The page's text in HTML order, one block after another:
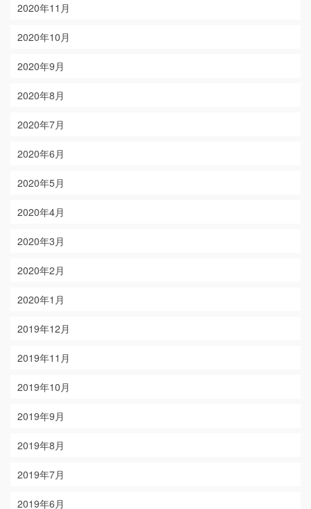
2020年11月
2020年10月
2020年9月
2020年8月
2020年7月
2020年6月
2020年5月
2020年4月
2020年3月
2020年2月
2020年1月
2019年12月
2019年11月
2019年10月
2019年9月
2019年8月
2019年7月
2019年6月